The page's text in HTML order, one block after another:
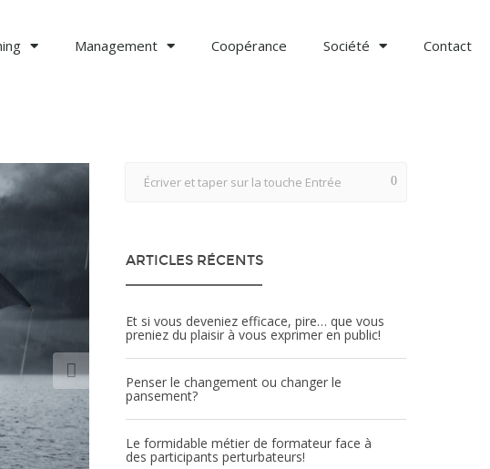
Management Coopérance Société Contact
ARTICLES RÉCENTS
Et si vous deveniez efficace, pire… que vous
preniez du plaisir à vous exprimer en public!
Penser le changement ou changer le
pansement?
Le formidable métier de formateur face à
des participants perturbateurs!